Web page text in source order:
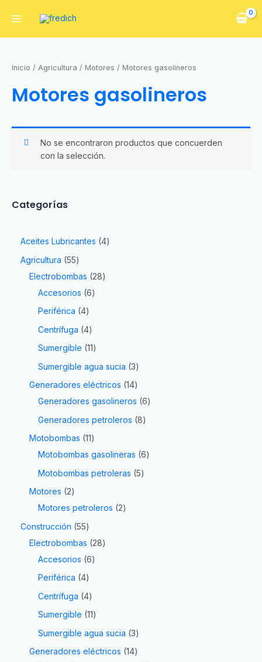
Categorías
Aceites Lubricantes 4
Agricultura 55
Electrobombas
28
Accesorios 6
Periférica 4
Centrífuga 4
Sumergible 11
Sumergible agua sucia 3
Generadores eléctricos 14
Generadores gasolineros 6
Generadores petroleros 8
Motobombas 11
Motobombas gasolineras 6
Motobombas petroleras 5
Motores
2
Motores petroleros
2
Construcción 55
Electrobombas
28
Accesorios 6
Periférica 4
Centrífuga 4
Sumergible 11
Sumergible agua sucia 3
Generadores eléctricos 14
Inicio / Agricultura / Motores / Motores gasolineros
Motores gasolineros
No se encontraron productos que concuerden
con la selección.